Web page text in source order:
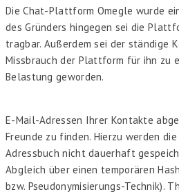
Die Chat-Plattform Omegle wurde
des Gründers hingegen sei die
tragbar. Außerdem sei der ständige
Missbrauch der Plattform für ihn zu
Belastung geworden.
E-Mail-Adressen Ihrer Kontakte
Freunde zu finden. Hierzu werden
Adressbuch nicht dauerhaft
Abgleich über einen temporären
bzw. Pseudonymisierungs-Technik).